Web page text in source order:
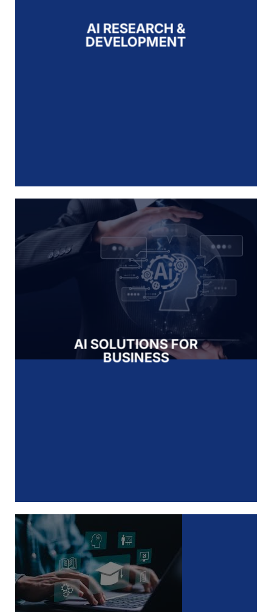
AI RESEARCH &
DEVELOPMENT
AI SOLUTIONS FOR
BUSINESS